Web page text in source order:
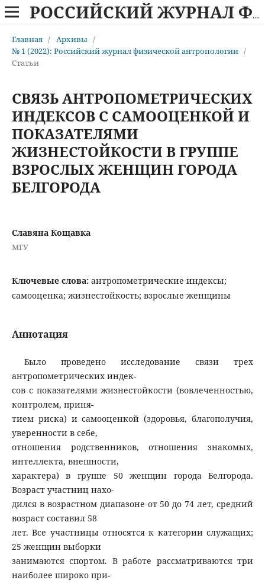
РОССИЙСКИЙ ЖУРНАЛ ФИЗИЧЕСКОЙ АНТРОПОЛОГИИ
Главная / Архивы /
№ 1 (2022): Российский журнал физической антропологии /
Статьи
СВЯЗЬ АНТРОПОМЕТРИЧЕСКИХ
ИНДЕКСОВ С САМООЦЕНКОЙ И
ПОКАЗАТЕЛЯМИ
ЖИЗНЕСТОЙКОСТИ В ГРУППЕ
ВЗРОСЛЫХ ЖЕНЩИН ГОРОДА
БЕЛГОРОДА
Славяна Кощавка
МГУ
Ключевые слова: антропометрические индексы;
самооценка; жизнестойкость; взрослые женщины
Аннотация
Было проведено исследование связи трех
антропометрических индек-
сов с показателями жизнестойкости (вовлеченностью,
контролем, приня-
тием риска) и самооценкой (здоровья, благополучия,
уверенности в себе,
отношения родственников, отношения знакомых,
интеллекта, внешности,
характера) в группе 50 женщин города Белгорода.
Возраст участниц нахо-
дился в возрастном диапазоне от 50 до 74 лет, средний
возраст составил 58
лет. Все участницы относятся к категории служащих;
25 женщин выборки
занимаются спортом. В работе рассматриваются три
наиболее широко при-